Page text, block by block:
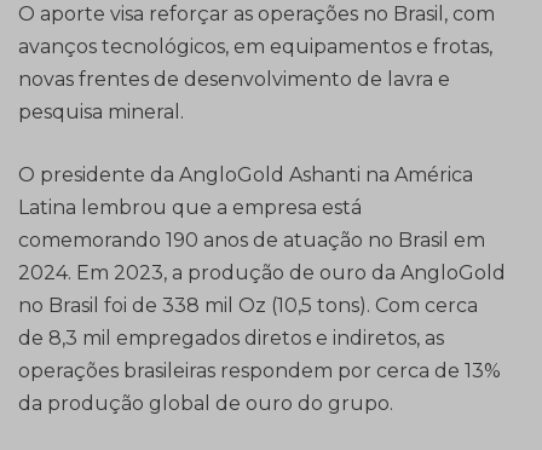
O aporte visa reforçar as operações no Brasil, com
avanços tecnológicos, em equipamentos e frotas,
novas frentes de desenvolvimento de lavra e
pesquisa mineral.
O presidente da AngloGold Ashanti na América
Latina lembrou que a empresa está
comemorando 190 anos de atuação no Brasil em
2024. Em 2023, a produção de ouro da AngloGold
no Brasil foi de 338 mil Oz (10,5 tons). Com cerca
de 8,3 mil empregados diretos e indiretos, as
operações brasileiras respondem por cerca de 13%
da produção global de ouro do grupo.